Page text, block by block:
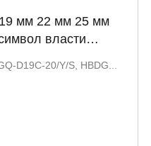
19 мм 22 мм 25 мм
власти
HBDGQ-D19C
D19C-20/Y/S, HBDG...